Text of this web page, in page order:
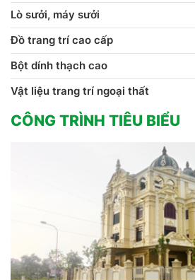
Lò sưởi, máy sưởi
Đồ trang trí cao cấp
Bột dính thạch cao
Vật liệu trang trí ngoại thất
CÔNG TRÌNH TIÊU BIỂU